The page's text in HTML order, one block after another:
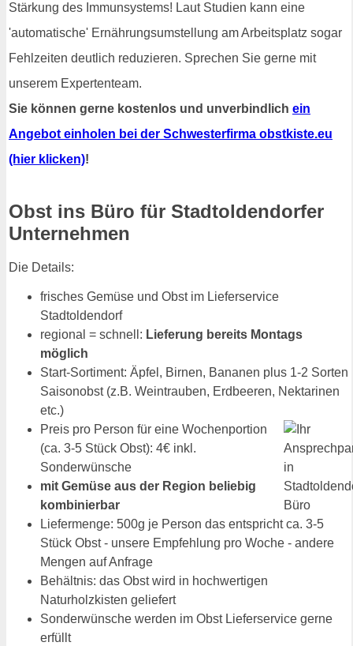
Stärkung des Immunsystems! Laut Studien kann eine
'automatische' Ernährungsumstellung am Arbeitsplatz sogar
Fehlzeiten deutlich reduzieren. Sprechen Sie gerne mit
unserem Expertenteam.
Sie können gerne kostenlos und unverbindlich ein
Angebot einholen bei der Schwesterfirma obstkiste.eu
(hier klicken)!
Obst ins Büro für Stadtoldendorfer
Unternehmen
Die Details:
frisches Gemüse und Obst im Lieferservice
Stadtoldendorf
regional = schnell: Lieferung bereits Montags
möglich
Start-Sortiment: Äpfel, Birnen, Bananen plus 1-2 Sorten
Saisonobst (z.B. Weintrauben, Erdbeeren, Nektarinen
etc.)
Preis pro Person für eine Wochenportion
(ca. 3-5 Stück Obst): 4€ inkl.
Sonderwünsche
mit Gemüse aus der Region beliebig
kombinierbar
Liefermenge: 500g je Person das entspricht ca. 3-5
Stück Obst - unsere Empfehlung pro Woche - andere
Mengen auf Anfrage
Behältnis: das Obst wird in hochwertigen
Naturholzkisten geliefert
Sonderwünsche werden im Obst Lieferservice gerne
erfüllt